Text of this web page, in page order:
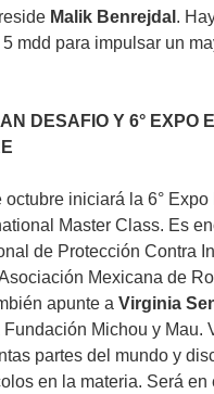
Malik Benrejdal .
mdd para impulsar un
DESAFIO Y 6° EXPO
octubre iniciará la 6° Expo
Master Class. Es
de Protección Contra
Mexicana de
apunte a Virginia
Michou y Mau.
partes del mundo y
en la materia. Será en